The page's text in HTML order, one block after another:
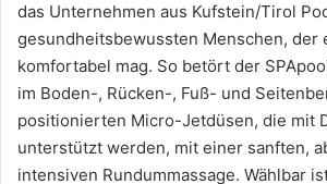
das Unternehmen aus Kufstein/Tirol
gesundheitsbewussten Menschen, der
komfortabel mag. So betört der
im Boden-, Rücken-, Fuß- und
positionierten Micro-Jetdüsen, die mit
unterstützt werden, mit einer sanften,
intensiven Rundummassage. Wählbar